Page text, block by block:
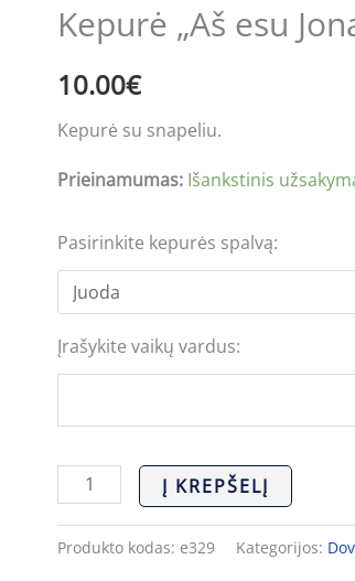
Kepurė „Aš esu
10.00€
Kepurė su snapeliu.
Prieinamumas: Išankstinis
Pasirinkite kepurės spalvą:
Įrašykite vaikų vardus:
Kepurė
esu
Jonas"
Į KREPŠELĮ
Produkto kodas: e329 Kategorijos: